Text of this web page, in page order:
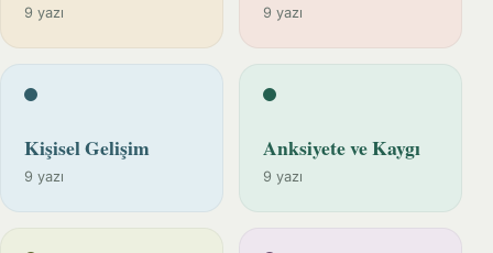
9 yazı 9 yazı
Kişisel Gelişim
9 yazı
Anksiyete ve Kaygı
9 yazı